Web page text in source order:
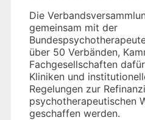
Die
gemeinsam mit der
über 50 Verbänden,
Fachgesellschaften
Kliniken und
Regelungen zur
psychotherapeutischen
geschaffen werden.